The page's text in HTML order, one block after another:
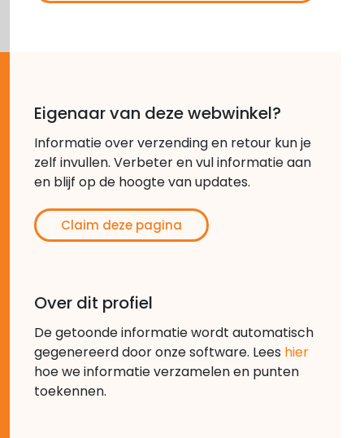
Eigenaar van deze webwinkel?
Informatie over verzending en retour kun je
zelf invullen. Verbeter en vul informatie aan
en blijf op de hoogte van updates.
Claim deze pagina
Over dit profiel
De getoonde informatie wordt automatisch
gegenereerd door onze software. Lees hier
hoe we informatie verzamelen en punten
toekennen.